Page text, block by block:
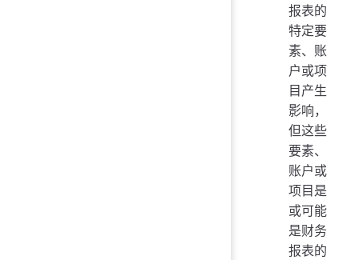
报表的
特定要
素、账
户或项
目产生
影响，
但这些
要素、
账户或
项目是
或可能
是财务
报表的